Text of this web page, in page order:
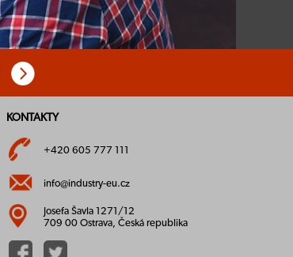
KONTAKTY
+420 605 777 111
info@industry-eu.cz
Josefa Šavla 1271/12
709 00 Ostrava, Česká republika